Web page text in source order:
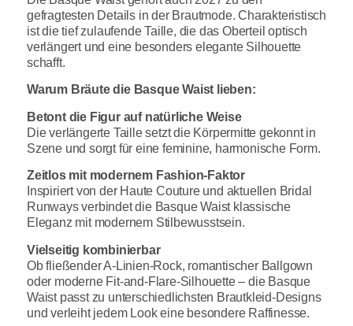
gefragtesten Details in der Brautmode. Charakteristisch
ist die tief zulaufende Taille, die das Oberteil optisch
verlängert und eine besonders elegante Silhouette
schafft.
Warum Bräute die Basque Waist lieben:
Betont die Figur auf natürliche Weise
Die verlängerte Taille setzt die Körpermitte gekonnt in
Szene und sorgt für eine feminine, harmonische Form.
Zeitlos mit modernem Fashion-Faktor
Inspiriert von der Haute Couture und aktuellen Bridal
Runways verbindet die Basque Waist klassische
Eleganz mit modernem Stilbewusstsein.
Vielseitig kombinierbar
Ob fließender A-Linien-Rock, romantischer Ballgown
oder moderne Fit-and-Flare-Silhouette – die Basque
Waist passt zu unterschiedlichsten Brautkleid-Designs
und verleiht jedem Look eine besondere Raffinesse.